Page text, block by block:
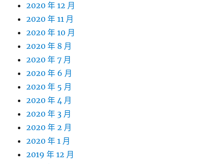
2020 年 12 月
2020 年 11 月
2020 年 10 月
2020 年 8 月
2020 年 7 月
2020 年 6 月
2020 年 5 月
2020 年 4 月
2020 年 3 月
2020 年 2 月
2020 年 1 月
2019 年 12 月